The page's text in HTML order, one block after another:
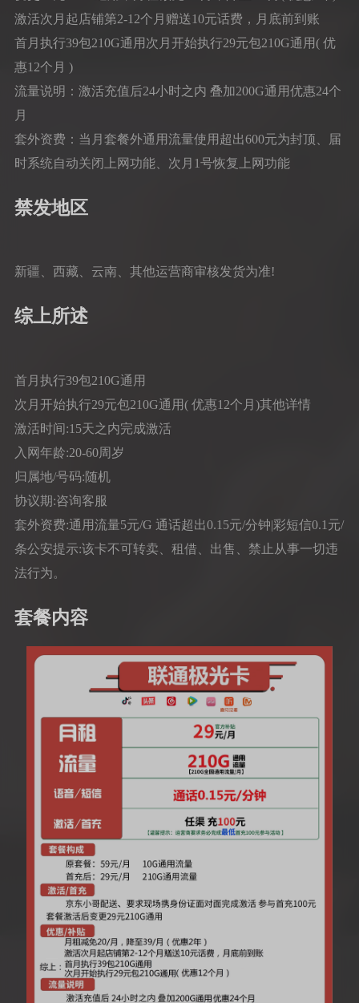
激活次月起店铺第2-12个月赠送10元话费，月底前到账
首月执行39包210G通用次月开始执行29元包210G通用( 优
惠12个月 )
流量说明：激活充值后24小时之内 叠加200G通用优惠24个
月
套外资费：当月套餐外通用流量使用超出600元为封顶、届
时系统自动关闭上网功能、次月1号恢复上网功能
禁发地区
新疆、西藏、云南、其他运营商审核发货为准!
综上所述
首月执行39包210G通用
次月开始执行29元包210G通用( 优惠12个月)其他详情
激活时间:15天之内完成激活
入网年龄:20-60周岁
归属地/号码:随机
协议期:咨询客服
套外资费:通用流量5元/G 通话超出0.15元/分钟|彩短信0.1元/
条公安提示:该卡不可转卖、租借、出售、禁止从事一切违
法行为。
套餐内容